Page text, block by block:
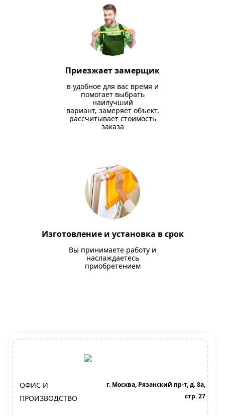
Приезжает замерщик
в удобное для вас время и
помогает выбрать
наилучший
вариант, замеряет объект,
рассчитывает стоимость
заказа
Изготовление и установка в срок
Вы принимаете работу и
наслаждаетесь
приобретением
ОФИС И
ПРОИЗВОДСТВО
г. Москва, Рязанский пр-т, д. 8а,
стр. 27